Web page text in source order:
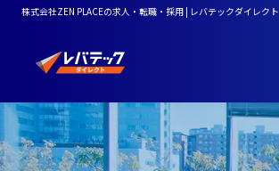
株式会社ZEN PLACEの求人・転職・採用 | レバテックダイレクト